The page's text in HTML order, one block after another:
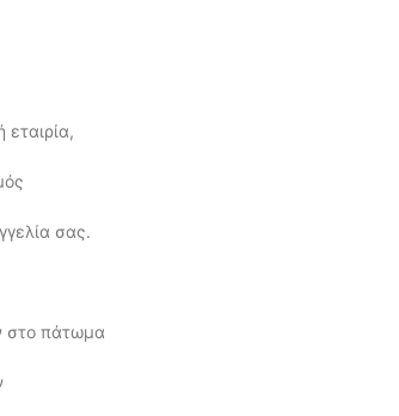
σας.
στο πάτωμα